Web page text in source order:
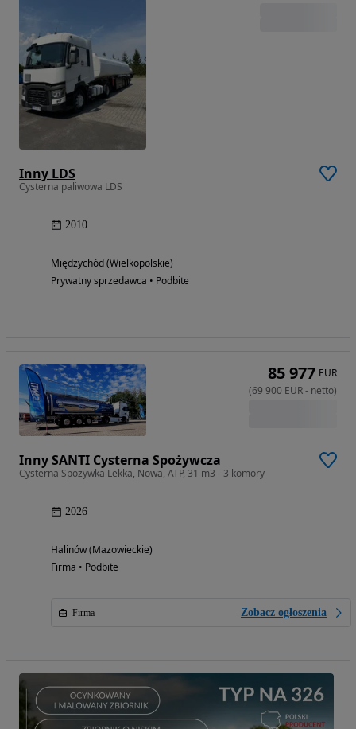
Inny LDS
Cysterna paliwowa LDS
2010
Międzychód (Wielkopolskie)
Prywatny sprzedawca • Podbite
Inny SANTI Cysterna Spożywcza
Cysterna Spożywka Lekka, Nowa, ATP, 31 m3 - 3 komory
2026
Halinów (Mazowieckie)
Firma • Podbite
Firma Zobacz ogłoszenia
85 977 EUR
(69 900 EUR- netto)